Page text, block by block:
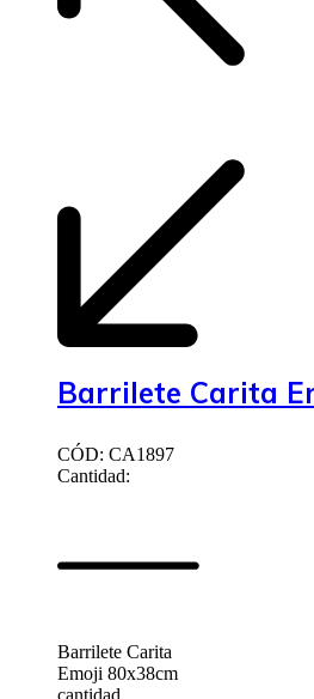
Barrilete Carita
CÓD: CA1897
Cantidad:
Barrilete Carita
Emoji 80x38cm